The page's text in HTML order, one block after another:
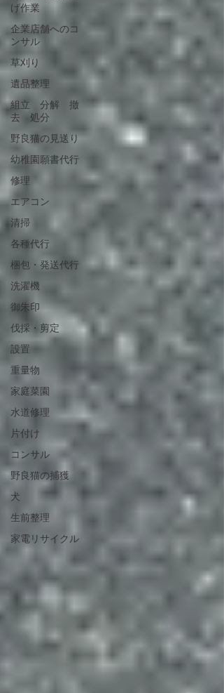
げ作業
企業店舗へのコ
ンサル
草刈り
遺品整理
組立 分解 撤
去 処分
野良猫の見送り
幼稚園願書代行
修理
エアコン
清掃
各種代行
梱包・発送代行
洗濯機
御朱印
伐採・剪定
設置
重量物
家庭菜園
水道修理
片付け
コンサル
野良猫の捕獲
犬
生前整理
家電リサイクル